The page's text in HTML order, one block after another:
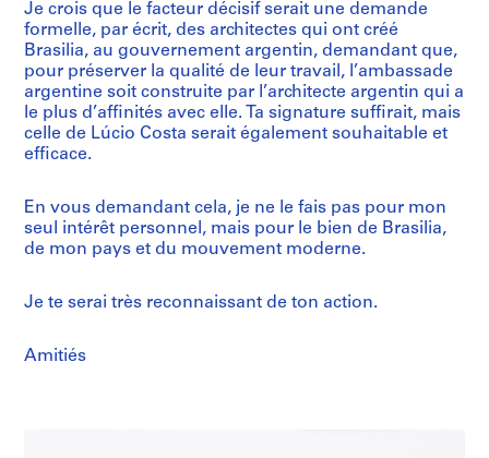
Je crois que le facteur décisif serait une demande
formelle, par écrit, des architectes qui ont créé
Brasilia, au gouvernement argentin, demandant que,
pour préserver la qualité de leur travail, l’ambassade
argentine soit construite par l’architecte argentin qui a
le plus d’affinités avec elle. Ta signature suffirait, mais
celle de Lúcio Costa serait également souhaitable et
efficace.
En vous demandant cela, je ne le fais pas pour mon
seul intérêt personnel, mais pour le bien de Brasilia,
de mon pays et du mouvement moderne.
Je te serai très reconnaissant de ton action.
Amitiés